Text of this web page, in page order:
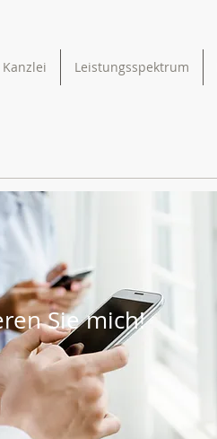
Leistungsspektrum
Sie mich!